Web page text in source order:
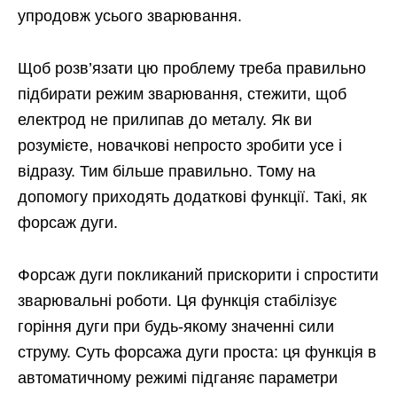
упродовж усього зварювання.
Щоб розв’язати цю проблему треба правильно
підбирати режим зварювання, стежити, щоб
електрод не прилипав до металу. Як ви
розумієте, новачкові непросто зробити усе і
відразу. Тим більше правильно. Тому на
допомогу приходять додаткові функції. Такі, як
форсаж дуги.
Форсаж дуги покликаний прискорити і спростити
зварювальні роботи. Ця функція стабілізує
горіння дуги при будь-якому значенні сили
струму. Суть форсажа дуги проста: ця функція в
автоматичному режимі підганяє параметри